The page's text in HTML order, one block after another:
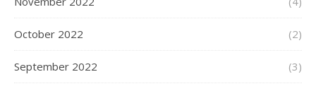
October 2022 (2)
September 2022 (3)